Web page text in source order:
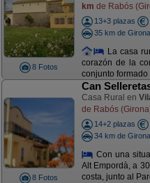
8 Fotos
km de Rabós
13+3 plazas
35 km de Girona
La casa
corazón de la
conjunto formado
8 Fotos
Can
Casa Rural en
de Rabós
14+2 plazas
34 km de Girona
Con una
Alt Empordà, a
costa, junto al